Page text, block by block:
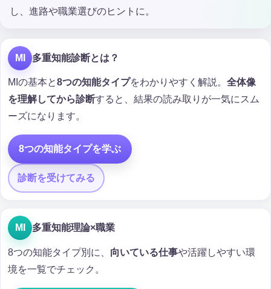
し、進路や職業選びのヒントに。
MI 多重知能診断とは？
MIの基本と8つの知能タイプをわかりやすく解説。 全体像
を理解してから診断すると、結果の読み取りが一気にスム
ーズになります。
8つの知能タイプを学ぶ
診断を受けてみる
MI 多重知能理論×職業
8つの知能タイプ別に、 向いている仕事や活躍しやすい環
境を一覧でチェック。